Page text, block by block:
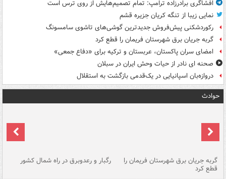
افشاگری برادرزاده ترامپ: تمام تصمیم‌هایش از روی ترس است
نمایی زیبا از تنگه کریان جزیره قشم
رکوردشکنی پیش‌فروش جدیدترین گوشی‌های تاشوی سامسونگ
گربه جریان برق شهرستان فریمان را قطع کرد
امضای سران پاکستان، عربستان و ترکیه برای «دفاع جمعی»
صحنه ای نادر از حیات وحش ایران در سبلان
دروازه‌بان اسپانیایی در یک‌قدمی بازگشت به استقلال
حوادث
گربه جریان برق شهرستان فریمان را
قطع کرد
رگبار و رعدوبرق در راه شمال کشور